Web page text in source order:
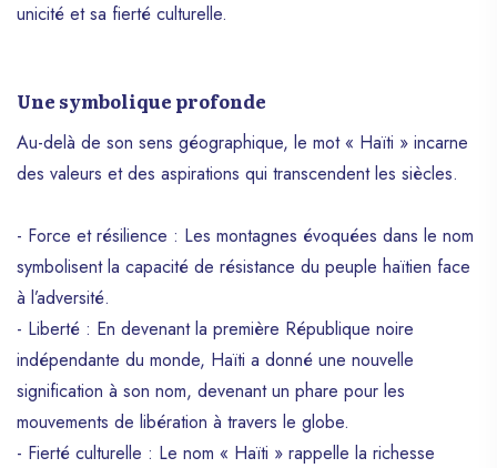
unicité et sa fierté culturelle.
Une symbolique profonde
Au-delà de son sens géographique, le mot « Haïti » incarne
des valeurs et des aspirations qui transcendent les siècles.
- Force et résilience : Les montagnes évoquées dans le nom
symbolisent la capacité de résistance du peuple haïtien face
à l’adversité.
- Liberté : En devenant la première République noire
indépendante du monde, Haïti a donné une nouvelle
signification à son nom, devenant un phare pour les
mouvements de libération à travers le globe.
- Fierté culturelle : Le nom « Haïti » rappelle la richesse